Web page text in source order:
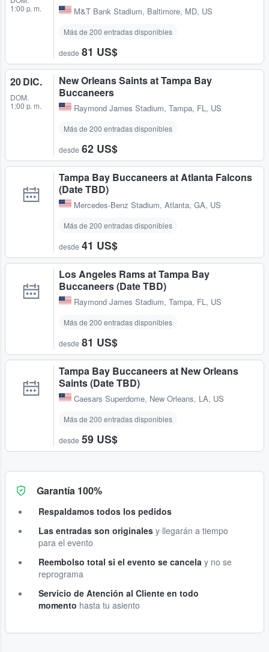
1:00 p. m.
M&T Bank Stadium, Baltimore, MD, US
Más de 200 entradas disponibles
desde 81 US$
20 DIC.
DOM.
1:00 p. m.
New Orleans Saints at Tampa Bay
Buccaneers
Raymond James Stadium, Tampa, FL, US
Más de 200 entradas disponibles
desde 62 US$
Tampa Bay Buccaneers at Atlanta Falcons
(Date TBD)
Mercedes-Benz Stadium, Atlanta, GA, US
Más de 200 entradas disponibles
desde 41 US$
Los Angeles Rams at Tampa Bay
Buccaneers (Date TBD)
Raymond James Stadium, Tampa, FL, US
Más de 200 entradas disponibles
desde 81 US$
Tampa Bay Buccaneers at New Orleans
Saints (Date TBD)
Caesars Superdome, New Orleans, LA, US
Más de 200 entradas disponibles
desde 59 US$
Garantía 100%
Respaldamos todos los pedidos
Las entradas son originales y llegarán a tiempo
para el evento
Reembolso total si el evento se cancela y no se
reprograma
Servicio de Atención al Cliente en todo
momento hasta tu asiento